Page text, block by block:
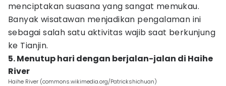
menciptakan suasana yang sangat memukau.
Banyak wisatawan menjadikan pengalaman ini
sebagai salah satu aktivitas wajib saat berkunjung
ke Tianjin.
5. Menutup hari dengan berjalan-jalan di Haihe
River
Haihe River (commons.wikimedia.org/Patrickshichuan)